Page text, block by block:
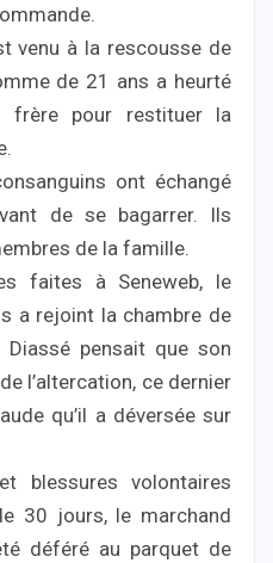
venu à la rescousse de
de 21 ans a heurté
frère pour restituer la
ont échangé
de se bagarrer. Ils
de la famille.
faites à Seneweb, le
a rejoint la chambre de
Diassé pensait que son
l’altercation, ce dernier
qu’il a déversée sur
blessures volontaires
30 jours, le marchand
déféré au parquet de